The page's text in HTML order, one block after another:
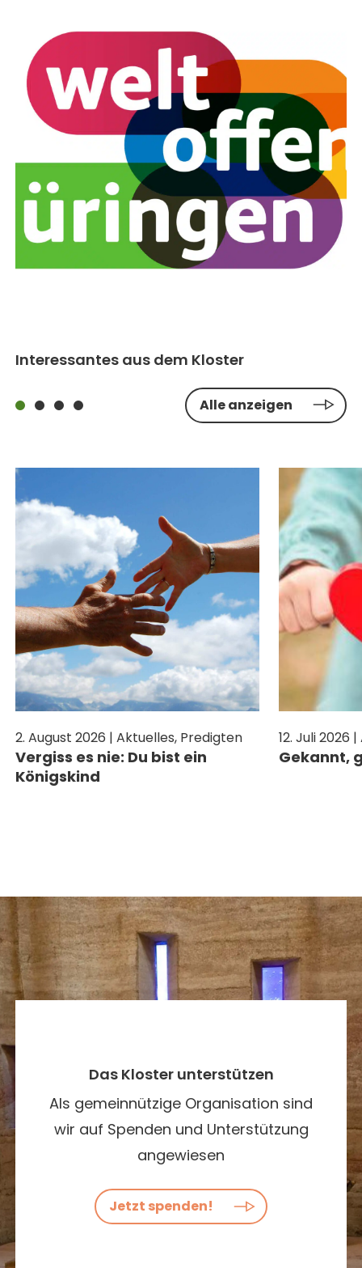
Interessantes aus dem Kloster
Alle anzeigen
2. August 2026 | Aktuelles, Predigten
Vergiss es nie: Du bist ein
Königskind
12. Juli 2026
Gekannt,
Das Kloster unterstützen
Als gemeinnützige Organisation sind
wir auf Spenden und Unterstützung
angewiesen
Jetzt spenden!